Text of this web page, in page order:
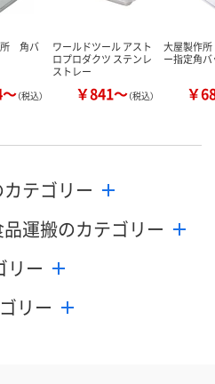
所 角バ
（税込）
ワールドツール アスト
ロプロダクツ ステンレ
ストレー
￥841～（税込）
大屋製作
ー指定角
￥
テゴリー
運搬のカテゴリー
リー
リー